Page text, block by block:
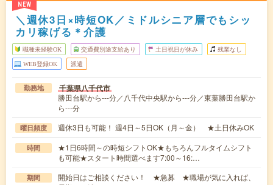
NEW
＼週休3日×時短OK／ミドルシニア層でもシッ
カリ稼げる＊介護
職種未経験OK 交通費別途支給あり 土日祝日が休み 残業なし
WEB登録OK 派遣
勤務地 千葉県八千代市
勝田台駅から---分／八千代中央駅から---分／東葉勝田台駅か
ら---分
曜日頻度 週休3日も可能！ 週4日～5日OK（月～金） ★土日休みOK
時間
★1日6時間～の時短シフトOK★もちろんフルタイムシフト
も可能★スタート時間選べます7:00～16:…
期間
開始日はご相談ください！ ★急募 ★職場が気に入れば、